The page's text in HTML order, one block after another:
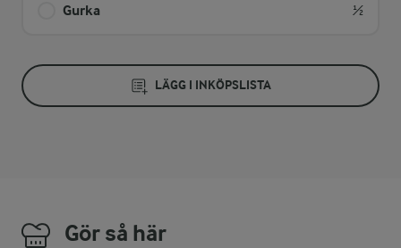
Gurka ½
LÄGG I INKÖPSLISTA
Gör så här